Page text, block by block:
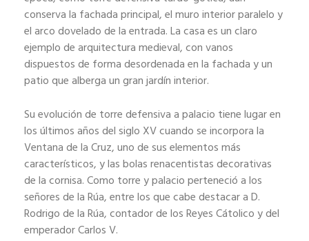
conserva la fachada principal, el muro interior paralelo y
el arco dovelado de la entrada. La casa es un claro
ejemplo de arquitectura medieval, con vanos
dispuestos de forma desordenada en la fachada y un
patio que alberga un gran jardín interior.
Su evolución de torre defensiva a palacio tiene lugar en
los últimos años del siglo XV cuando se incorpora la
Ventana de la Cruz, uno de sus elementos más
característicos, y las bolas renacentistas decorativas
de la cornisa. Como torre y palacio perteneció a los
señores de la Rúa, entre los que cabe destacar a D.
Rodrigo de la Rúa, contador de los Reyes Cátolico y del
emperador Carlos V.